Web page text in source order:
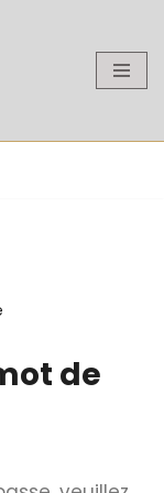
de